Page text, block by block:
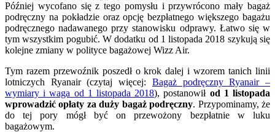
Później wycofano się z tego pomysłu i przywrócono mały bagaż
podręczny na pokładzie oraz opcję bezpłatnego większego bagażu
podręcznego nadawanego przy stanowisku odprawy. Łatwo się w
tym wszystkim pogubić. W dodatku od 1 listopada 2018 szykują się
kolejne zmiany w polityce bagażowej Wizz Air.
Tym razem przewoźnik poszedł o krok dalej i wzorem tanich linii
lotniczych Ryanair (czytaj więcej: Bagaż podręczny Ryanair –
wymiary i waga od 1 listopada 2018), postanowił od 1 listopada
wprowadzić opłaty za duży bagaż podręczny. Przypominamy, że
do tej pory mógł być on przewożony bezpłatnie w luku
bagażowym.